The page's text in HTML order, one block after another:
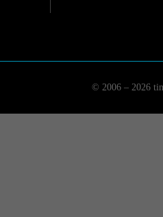
© 2006 – 2026